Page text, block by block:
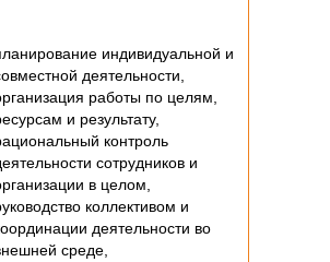
индивидуальной и
деятельности,
работы по целям,
и результату,
контроль
сотрудников и
в целом,
коллективом и
деятельности во
среде,